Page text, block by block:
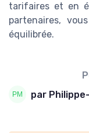
tarifaires et en
partenaires,
équilibrée.
par